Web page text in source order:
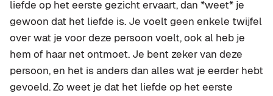
liefde op het eerste gezicht ervaart, dan *weet* je
gewoon dat het liefde is. Je voelt geen enkele twijfel
over wat je voor deze persoon voelt, ook al heb je
hem of haar net ontmoet. Je bent zeker van deze
persoon, en het is anders dan alles wat je eerder hebt
gevoeld. Zo weet je dat het liefde op het eerste